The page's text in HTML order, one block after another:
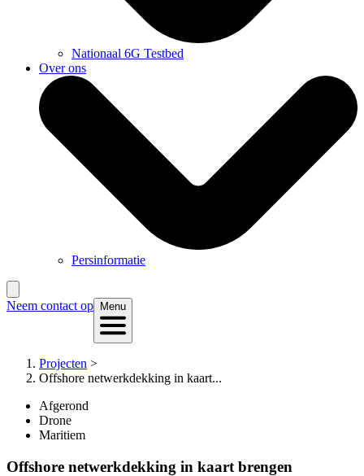
Nationaal 6G Testbed
Over ons
Persinformatie
Neem contact op Menu
Projecten >
Offshore netwerkdekking in kaart...
Afgerond
Drone
Maritiem
Offshore netwerkdekking in kaart brengen